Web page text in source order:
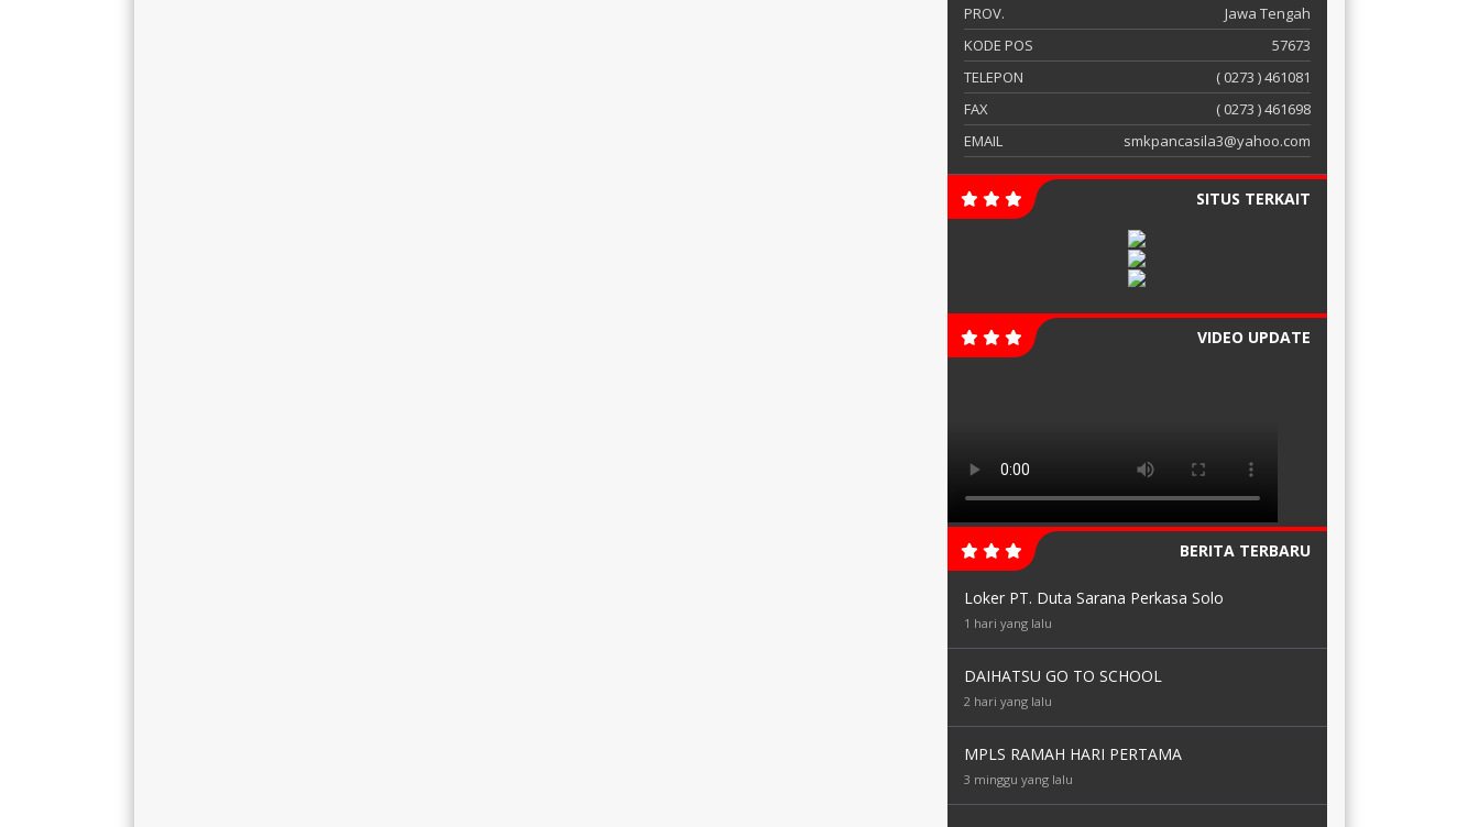
PROV.
Jawa Tengah
KODE POS
57673
TELEPON
( 0273 ) 461081
FAX
( 0273 ) 461698
EMAIL
smkpancasila3@yahoo.com
SITUS TERKAIT
VIDEO UPDATE
BERITA TERBARU
Loker PT. Duta Sarana Perkasa Solo
1 hari yang lalu
DAIHATSU GO TO SCHOOL
2 hari yang lalu
MPLS RAMAH HARI PERTAMA
3 minggu yang lalu